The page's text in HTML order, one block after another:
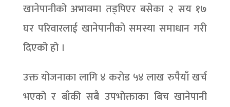
खानेपानीको अभावमा तड्पिएर बसेका २ सय १७
घर परिवारलाई खानेपानीको समस्या समाधान गरी
दिएको हो ।
उक्त योजनाका लागि ४ करोड ५४ लाख रुपैयाँ खर्च
भएको र बाँकी सबै उपभोक्ताका बिच खानेपानी